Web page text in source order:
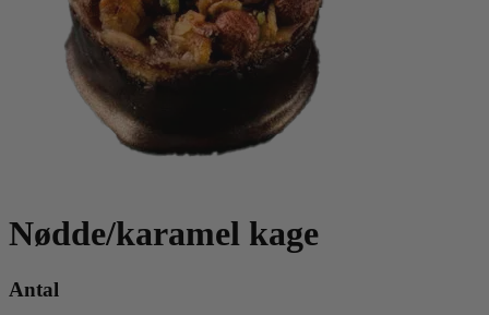
Nødde/karamel kage
Antal